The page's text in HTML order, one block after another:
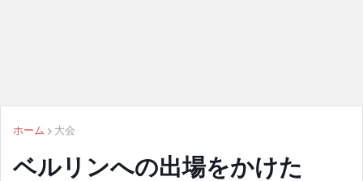
ホーム 大会
ベルリンへの出場をかけた